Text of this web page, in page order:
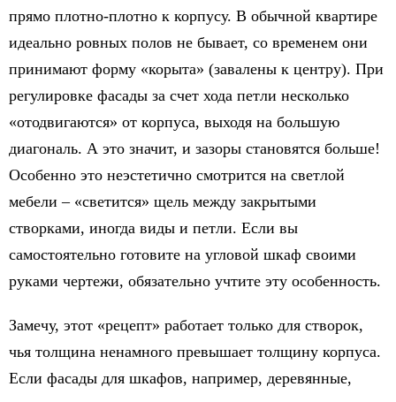
прямо плотно-плотно к корпусу. В обычной квартире
идеально ровных полов не бывает, со временем они
принимают форму «корыта» (завалены к центру). При
регулировке фасады за счет хода петли несколько
«отодвигаются» от корпуса, выходя на большую
диагональ. А это значит, и зазоры становятся больше!
Особенно это неэстетично смотрится на светлой
мебели – «светится» щель между закрытыми
створками, иногда виды и петли. Если вы
самостоятельно готовите на угловой шкаф своими
руками чертежи, обязательно учтите эту особенность.
Замечу, этот «рецепт» работает только для створок,
чья толщина ненамного превышает толщину корпуса.
Если фасады для шкафов, например, деревянные,